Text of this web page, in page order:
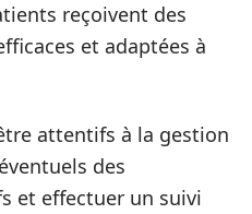
reçoivent des
et adaptées à
attentifs à la gestion
des
et effectuer un suivi